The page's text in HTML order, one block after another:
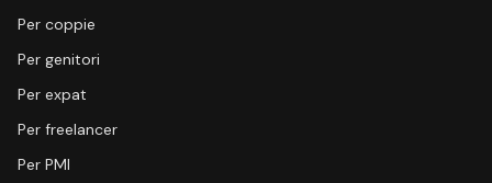
Per coppie
Per genitori
Per expat
Per freelancer
Per PMI